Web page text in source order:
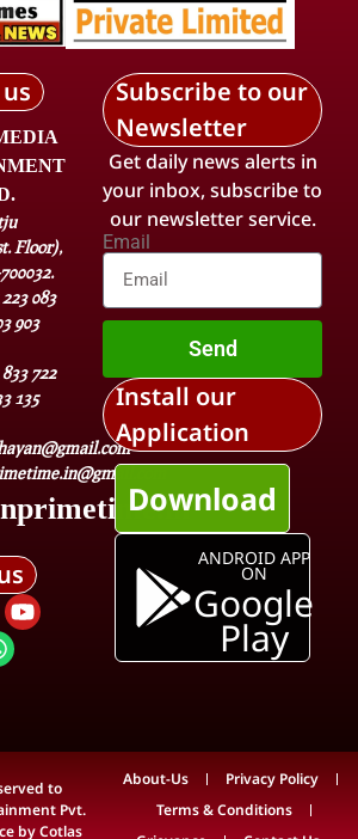
Floor),
083
903
722
135
Subscribe to our
Newsletter
Get daily news alerts in
your inbox, subscribe to
our newsletter service.
Email
Send
Install our
Application
Download
ANDROID APP
ON
Google
Play
to
Pvt.
byCotlas
About-Us
Privacy Policy
Terms & Conditions